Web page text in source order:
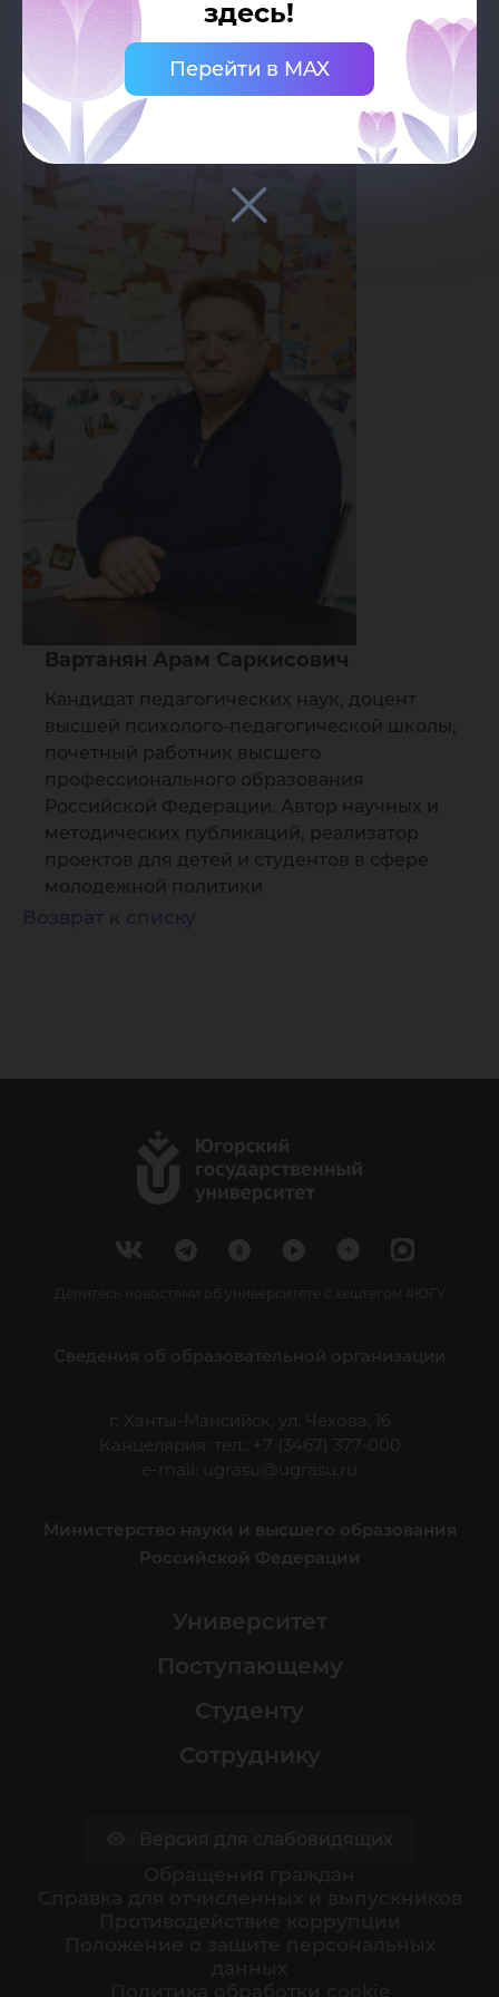
здесь!
Перейти в MAX
формирования первого впечатления
О преподавателе
Вартанян Арам Саркисович
Кандидат педагогических наук, доцент
высшей психолого-педагогической школы,
почетный работник высшего
профессионального образования
Российской Федерации. Автор научных и
методических публикаций, реализатор
проектов для детей и студентов в сфере
молодежной политики
Возврат к списку
Делитесь новостями об университете с хештегом #ЮГУ
Сведения об образовательной организации
г. Ханты-Мансийск, ул. Чехова, 16
Канцелярия: тел.: +7 (3467) 377-000
e-mail:
ugrasu@ugrasu.ru
Министерство науки и высшего образования
Российской Федерации
Университет
Поступающему
Студенту
Сотруднику